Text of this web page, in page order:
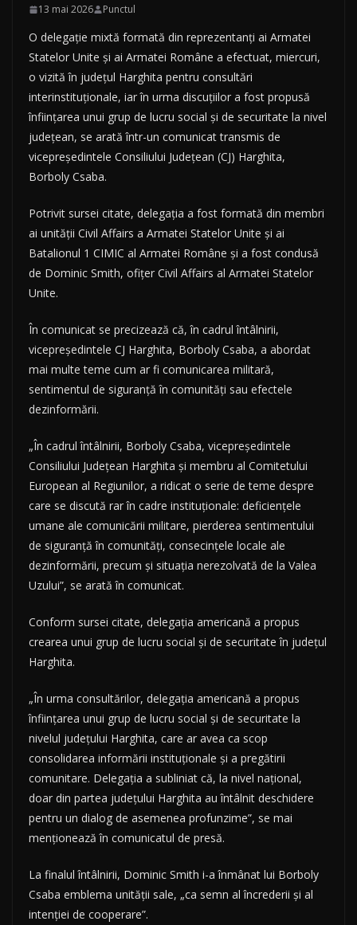
13 mai 2026 Punctul
O delegaţie mixtă formată din reprezentanţi ai Armatei
Statelor Unite şi ai Armatei Române a efectuat, miercuri,
o vizită în judeţul Harghita pentru consultări
interinstituţionale, iar în urma discuţiilor a fost propusă
înfiinţarea unui grup de lucru social şi de securitate la nivel
judeţean, se arată într-un comunicat transmis de
vicepreşedintele Consiliului Judeţean (CJ) Harghita,
Borboly Csaba.
Potrivit sursei citate, delegaţia a fost formată din membri
ai unităţii Civil Affairs a Armatei Statelor Unite şi ai
Batalionul 1 CIMIC al Armatei Române şi a fost condusă
de Dominic Smith, ofiţer Civil Affairs al Armatei Statelor
Unite.
În comunicat se precizează că, în cadrul întâlnirii,
vicepreşedintele CJ Harghita, Borboly Csaba, a abordat
mai multe teme cum ar fi comunicarea militară,
sentimentul de siguranţă în comunităţi sau efectele
dezinformării.
„În cadrul întâlnirii, Borboly Csaba, vicepreşedintele
Consiliului Judeţean Harghita şi membru al Comitetului
European al Regiunilor, a ridicat o serie de teme despre
care se discută rar în cadre instituţionale: deficienţele
umane ale comunicării militare, pierderea sentimentului
de siguranţă în comunităţi, consecinţele locale ale
dezinformării, precum şi situaţia nerezolvată de la Valea
Uzului”, se arată în comunicat.
Conform sursei citate, delegaţia americană a propus
crearea unui grup de lucru social şi de securitate în judeţul
Harghita.
„În urma consultărilor, delegaţia americană a propus
înfiinţarea unui grup de lucru social şi de securitate la
nivelul judeţului Harghita, care ar avea ca scop
consolidarea informării instituţionale şi a pregătirii
comunitare. Delegaţia a subliniat că, la nivel naţional,
doar din partea judeţului Harghita au întâlnit deschidere
pentru un dialog de asemenea profunzime”, se mai
menţionează în comunicatul de presă.
La finalul întâlnirii, Dominic Smith i-a înmânat lui Borboly
Csaba emblema unităţii sale, „ca semn al încrederii şi al
intenţiei de cooperare”.